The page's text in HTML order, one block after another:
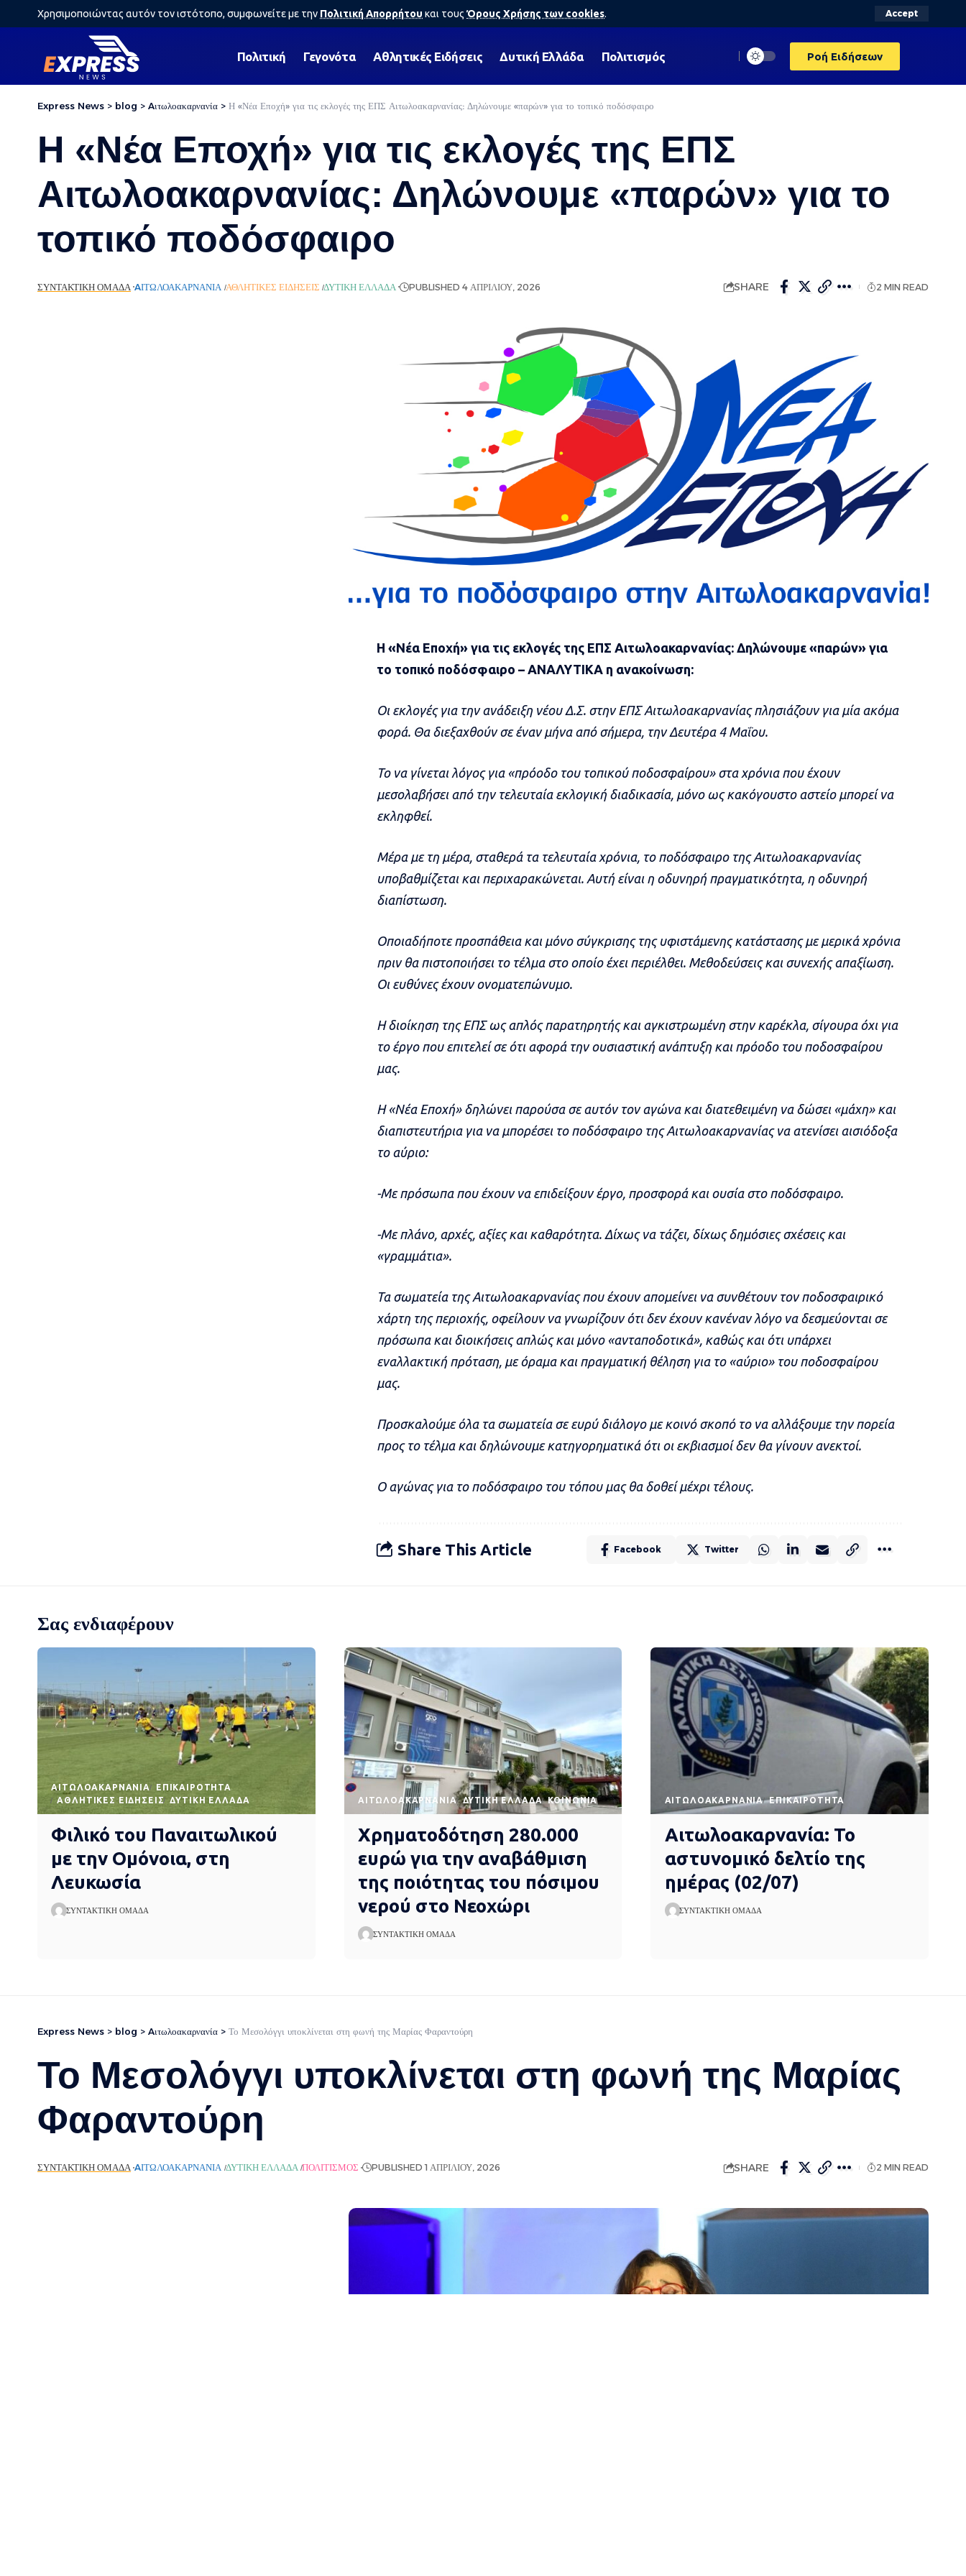
Χρησιμοποιώντας αυτόν τον ιστότοπο, συμφωνείτε με την Πολιτική Απορρήτου και τους Όρους Χρήσης των cookies. Accept
Πολιτική Γεγονότα Αθλητικές Ειδήσεις Δυτική Ελλάδα Πολιτισμός Ροή Ειδήσεων
Express News > blog > Aιτωλοακαρνανία > Η «Νέα Εποχή» για τις εκλογές της ΕΠΣ Αιτωλοακαρνανίας: Δηλώνουμε «παρών» για το τοπικό ποδόσφαιρο
Η «Νέα Εποχή» για τις εκλογές της ΕΠΣ
Αιτωλοακαρνανίας: Δηλώνουμε «παρών» για το
τοπικό ποδόσφαιρο
ΣΥΝΤΑΚΤΙΚΉ ΟΜΆΔΑ AΙΤΩΛΟΑΚΑΡΝΑΝΊΑ ΑΘΛΗΤΙΚΈΣ ΕΙΔΉΣΕΙΣ ΔΥΤΙΚΉ ΕΛΛΆΔΑ PUBLISHED 4 ΑΠΡΙΛΊΟΥ, 2026 SHARE 2 MIN READ
Η «Νέα Εποχή» για τις εκλογές της ΕΠΣ Αιτωλοακαρνανίας: Δηλώνουμε «παρών» για
το τοπικό ποδόσφαιρο – ANAΛΥΤΙΚΑ η ανακοίνωση:
Οι εκλογές για την ανάδειξη νέου Δ.Σ. στην ΕΠΣ Αιτωλοακαρνανίας πλησιάζουν για μία ακόμα
φορά. Θα διεξαχθούν σε έναν μήνα από σήμερα, την Δευτέρα 4 Μαΐου.
Το να γίνεται λόγος για «πρόοδο του τοπικού ποδοσφαίρου» στα χρόνια που έχουν
μεσολαβήσει από την τελευταία εκλογική διαδικασία, μόνο ως κακόγουστο αστείο μπορεί να
εκληφθεί.
Μέρα με τη μέρα, σταθερά τα τελευταία χρόνια, το ποδόσφαιρο της Αιτωλοακαρνανίας
υποβαθμίζεται και περιχαρακώνεται. Αυτή είναι η οδυνηρή πραγματικότητα, η οδυνηρή
διαπίστωση.
Οποιαδήποτε προσπάθεια και μόνο σύγκρισης της υφιστάμενης κατάστασης με μερικά χρόνια
πριν θα πιστοποιήσει το τέλμα στο οποίο έχει περιέλθει. Μεθοδεύσεις και συνεχής απαξίωση.
Οι ευθύνες έχουν ονοματεπώνυμο.
Η διοίκηση της ΕΠΣ ως απλός παρατηρητής και αγκιστρωμένη στην καρέκλα, σίγουρα όχι για
το έργο που επιτελεί σε ότι αφορά την ουσιαστική ανάπτυξη και πρόοδο του ποδοσφαίρου
μας.
Η «Νέα Εποχή» δηλώνει παρούσα σε αυτόν τον αγώνα και διατεθειμένη να δώσει «μάχη» και
διαπιστευτήρια για να μπορέσει το ποδόσφαιρο της Αιτωλοακαρνανίας να ατενίσει αισιόδοξα
το αύριο:
-Με πρόσωπα που έχουν να επιδείξουν έργο, προσφορά και ουσία στο ποδόσφαιρο.
-Με πλάνο, αρχές, αξίες και καθαρότητα. Δίχως να τάζει, δίχως δημόσιες σχέσεις και
«γραμμάτια».
Τα σωματεία της Αιτωλοακαρνανίας που έχουν απομείνει να συνθέτουν τον ποδοσφαιρικό
χάρτη της περιοχής, οφείλουν να γνωρίζουν ότι δεν έχουν κανέναν λόγο να δεσμεύονται σε
πρόσωπα και διοικήσεις απλώς και μόνο «ανταποδοτικά», καθώς και ότι υπάρχει
εναλλακτική πρόταση, με όραμα και πραγματική θέληση για το «αύριο» του ποδοσφαίρου
μας.
Προσκαλούμε όλα τα σωματεία σε ευρύ διάλογο με κοινό σκοπό το να αλλάξουμε την πορεία
προς το τέλμα και δηλώνουμε κατηγορηματικά ότι οι εκβιασμοί δεν θα γίνουν ανεκτοί.
Ο αγώνας για το ποδόσφαιρο του τόπου μας θα δοθεί μέχρι τέλους.
Share This Article Facebook Twitter
Σας ενδιαφέρουν
AΙΤΩΛΟΑΚΑΡΝΑΝΊΑ
EΠΙΚΑΙΡΌΤΗΤΑ
ΑΘΛΗΤΙΚΈΣ ΕΙΔΉΣΕΙΣ
ΔΥΤΙΚΉ ΕΛΛΆΔΑ
Φιλικό του Παναιτωλικού
με την Ομόνοια, στη
Λευκωσία
ΣΥΝΤΑΚΤΙΚΉ ΟΜΆΔΑ
AΙΤΩΛΟΑΚΑΡΝΑΝΊΑ ΔΥΤΙΚΉ ΕΛΛΆΔΑ ΚΟΙΝΩΝΊΑ
Χρηματοδότηση 280.000
ευρώ για την αναβάθμιση
της ποιότητας του πόσιμου
νερού στο Νεοχώρι
ΣΥΝΤΑΚΤΙΚΉ ΟΜΆΔΑ
AΙΤΩΛΟΑΚΑΡΝΑΝΊΑ EΠΙΚΑΙΡΌΤΗΤΑ
Αιτωλοακαρνανία: Το
αστυνομικό δελτίο της
ημέρας (02/07)
ΣΥΝΤΑΚΤΙΚΉ ΟΜΆΔΑ
Express News > blog > Aιτωλοακαρνανία > Το Μεσολόγγι υποκλίνεται στη φωνή της Μαρίας Φαραντούρη
Το Μεσολόγγι υποκλίνεται στη φωνή της Μαρίας
Φαραντούρη
ΣΥΝΤΑΚΤΙΚΉ ΟΜΆΔΑ AΙΤΩΛΟΑΚΑΡΝΑΝΊΑ ΔΥΤΙΚΉ ΕΛΛΆΔΑ ΠΟΛΙΤΙΣΜΌΣ PUBLISHED 1 ΑΠΡΙΛΊΟΥ, 2026 SHARE 2 MIN READ